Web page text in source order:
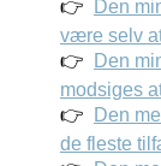
Den
være selv
Den
modsiges
Den
de fleste